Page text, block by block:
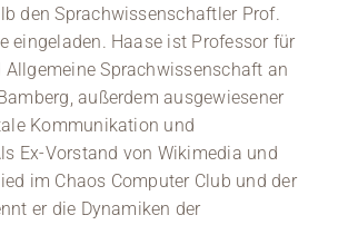
den Sprachwissenschaftler Prof.
eingeladen. Haase ist Professor für
Sprachwissenschaft an
außerdem ausgewiesener
Kommunikation und
Ex-Vorstand von Wikimedia und
im Chaos Computer Club und der
er die Dynamiken der